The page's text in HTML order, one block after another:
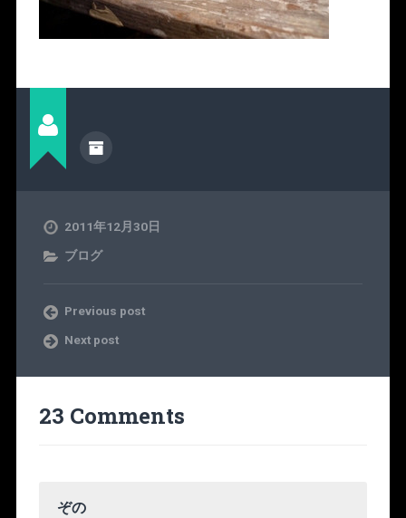
2011年12月30日
ブログ
Previous post
Next post
23 Comments
ぞの